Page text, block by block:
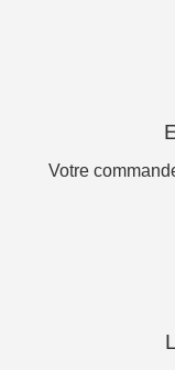
Votre